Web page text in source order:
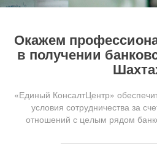
Окажем
в получении
«Единый КонсалтЦентр»
условия сотрудничества за
отношений с целым рядом